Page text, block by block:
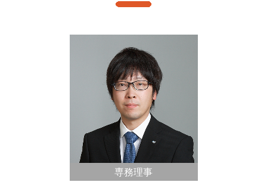
専務理事